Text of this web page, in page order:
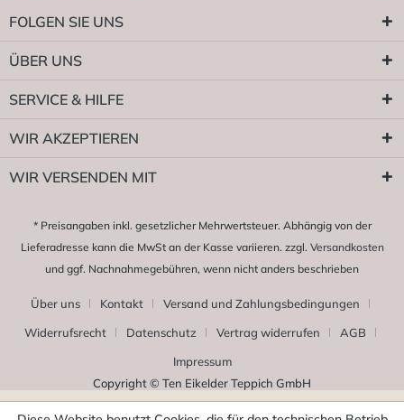
FOLGEN SIE UNS
ÜBER UNS
SERVICE & HILFE
WIR AKZEPTIEREN
WIR VERSENDEN MIT
* Preisangaben inkl. gesetzlicher Mehrwertsteuer. Abhängig von der
Lieferadresse kann die MwSt an der Kasse variieren. zzgl. Versandkosten
und ggf. Nachnahmegebühren, wenn nicht anders beschrieben
Über uns Kontakt
Versand und Zahlungsbedingungen
Widerrufsrecht
Datenschutz Vertrag widerrufen
AGB
Impressum
Copyright © Ten Eikelder Teppich GmbH